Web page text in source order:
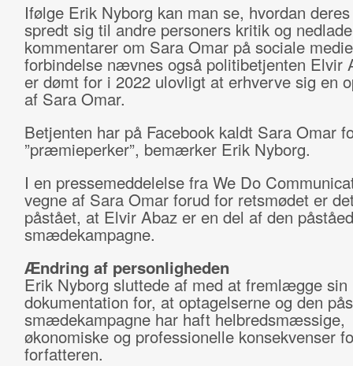
Ifølge Erik Nyborg kan man se, hvordan
spredt sig til andre personers kritik og
kommentarer om Sara Omar på sociale
forbindelse nævnes også politibetjenten Elvir
er dømt for i 2022 ulovligt at erhverve sig en
af Sara Omar.
Betjenten har på Facebook kaldt Sara Omar
”præmieperker”, bemærker Erik Nyborg.
I en pressemeddelelse fra We Do
vegne af Sara Omar forud for retsmødet er
påstået, at Elvir Abaz er en del af den
smædekampagne.
Ændring af personligheden
Erik Nyborg sluttede af med at fremlægge sin
dokumentation for, at optagelserne og den
smædekampagne har haft helbredsmæssige,
økonomiske og professionelle konsekvenser
forfatteren.